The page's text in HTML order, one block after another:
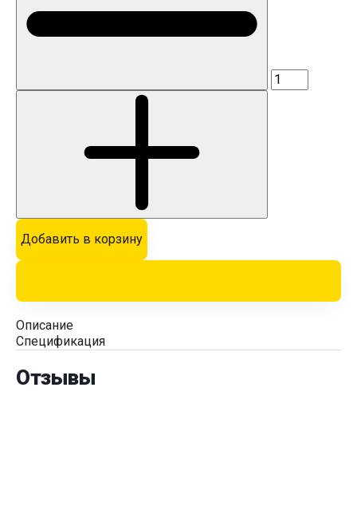
Добавить в корзину
Описание
Спецификация
Отзывы